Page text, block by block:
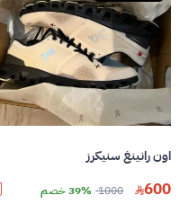
اون رانينغ سنيكرز
600
1000 39% خصم